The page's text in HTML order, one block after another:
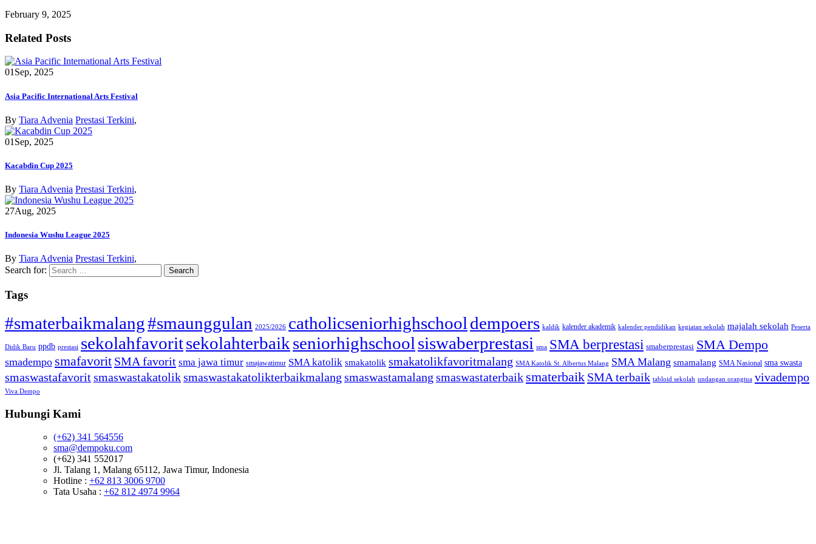
February 9, 2025
Related Posts
01 Sep, 2025
Asia Pacific International Arts Festival
By Tiara Advenia Prestasi Terkini,
01 Sep, 2025
Kacabdin Cup 2025
By Tiara Advenia Prestasi Terkini,
27Aug, 2025
Indonesia Wushu League 2025
By Tiara Advenia Prestasi Terkini,
Search for:
Tags
#smaterbaikmalang#smaunggulan 2025/2026 catholicseniorhighschool dempoers kaldik kalender akademik kalender pendidikan kegiatan sekolah majalah sekolah Peserta
Didik Baru ppdb prestasi sekolahfavoritsekolahterbaikseniorhighschool siswaberprestasi sma SMA berprestasi smaberprestasi SMA Dempo
smadempo smafavorit SMA favorit sma jawa timur smajawatimur SMA katolik smakatolik smakatolikfavoritmalang SMA Katolik St. Albertus Malang SMA Malang smamalang SMA Nasional sma swasta
smaswastafavoritsmaswastakatoliksmaswastakatolikterbaikmalang smaswastamalang smaswastaterbaik smaterbaik SMA terbaik tabloid sekolah undangan orangtua vivadempo
Viva Dempo
Hubungi Kami
(+62) 341 564556
sma@dempoku.com
(+62) 341 552017
Jl. Talang 1, Malang 65112, Jawa Timur, Indonesia
Hotline : +62 813 3006 9700
Tata Usaha : +62 812 4974 9964